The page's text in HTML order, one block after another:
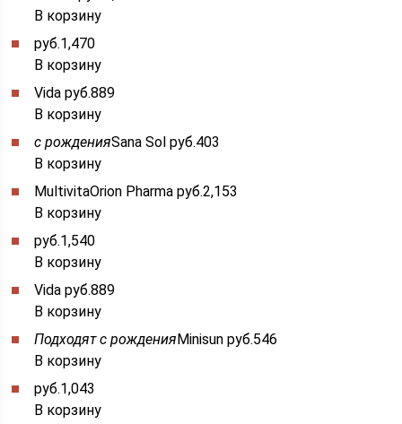
В корзину
руб.1,470
В корзину
Vida руб.889
В корзину
с рожденияSana Sol руб.403
В корзину
MultivitaOrion Pharma руб.2,153
В корзину
руб.1,540
В корзину
Vida руб.889
В корзину
Подходят с рожденияMinisun руб.546
В корзину
руб.1,043
В корзину